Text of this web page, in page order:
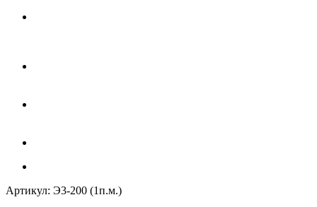
Артикул: Э3-200 (1п.м.)